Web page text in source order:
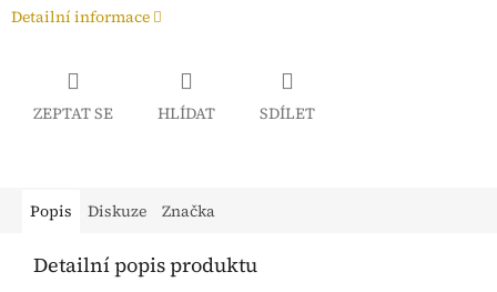
Detailní informace
ZEPTAT SE HLÍDAT SDÍLET
Popis Diskuze Značka
Detailní popis produktu